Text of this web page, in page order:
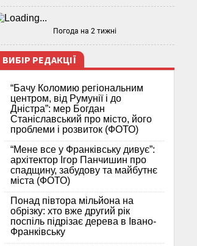
Погода на 2 тижні
ВИБІР РЕДАКЦІЇ
“Бачу Коломию регіональним
центром, від Румунії і до
Дністра”: мер Богдан
Станіславський про місто, його
проблеми і розвиток (ФОТО)
“Мене все у Франківську дивує”:
архітектор Ігор Панчишин про
спадщину, забудову та майбутнє
міста (ФОТО)
Понад півтора мільйона на
обрізку: хто вже другий рік
поспіль підрізає дерева в Івано-
Франківську